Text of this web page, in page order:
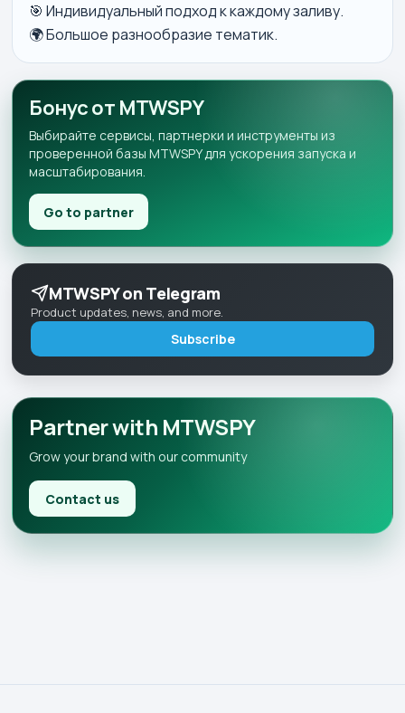
🎯 Индивидуальный подход к каждому заливу.
🌍 Большое разнообразие тематик.
Бонус от MTWSPY
Выбирайте сервисы, партнерки и инструменты из
проверенной базы MTWSPY для ускорения запуска и
масштабирования.
Go to partner
MTWSPY on Telegram
Product updates, news, and more.
Subscribe
Partner with MTWSPY
Grow your brand with our community
Contact us